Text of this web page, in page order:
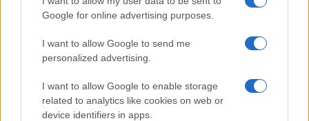
Google for online advertising purposes.
I want to allow Google to send me
personalized advertising.
I want to allow Google to enable storage
related to analytics like cookies on web or
device identifiers in apps.
ce
b
o
o
k
it
te
r
te
re
st
at
s
A
p
p
a
re
Articolo precedente
NOTIZIE RECENTI